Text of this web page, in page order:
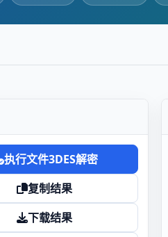
执行文件3DES解密
复制结果
下载结果